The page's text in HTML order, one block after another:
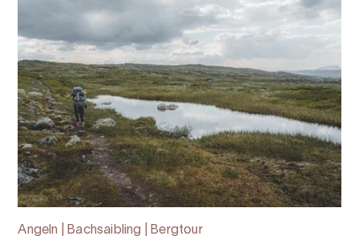
Angeln | Bachsaibling | Bergtour